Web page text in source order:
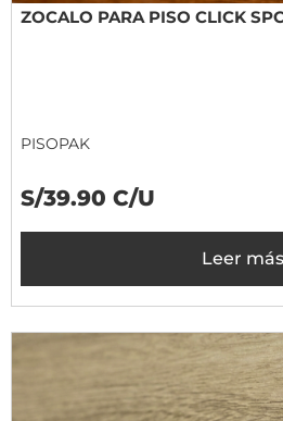
ZOCALO PARA PISO CLICK
PISOPAK
S/39.90 C/U
Leer más